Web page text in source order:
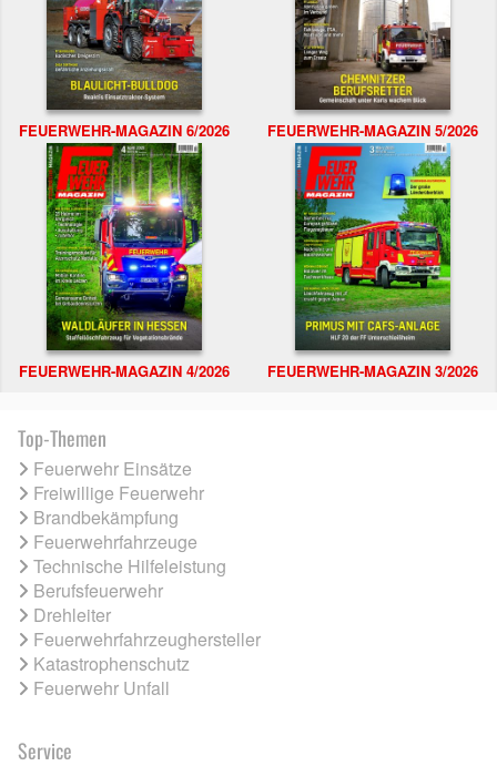
FEUERWEHR-MAGAZIN 6/2026 FEUERWEHR-MAGAZIN 5/2026
FEUERWEHR-MAGAZIN 4/2026 FEUERWEHR-MAGAZIN 3/2026
Top-Themen
Feuerwehr Einsätze
Freiwillige Feuerwehr
Brandbekämpfung
Feuerwehrfahrzeuge
Technische Hilfeleistung
Berufsfeuerwehr
Drehleiter
Feuerwehrfahrzeughersteller
Katastrophenschutz
Feuerwehr Unfall
Service